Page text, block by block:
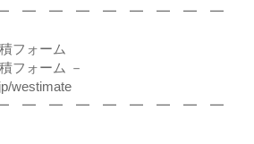
━ ━ ━ ━ ━ ━ ━ ━
フォーム
フォーム －
westimate
━ ━ ━ ━ ━ ━ ━ ━